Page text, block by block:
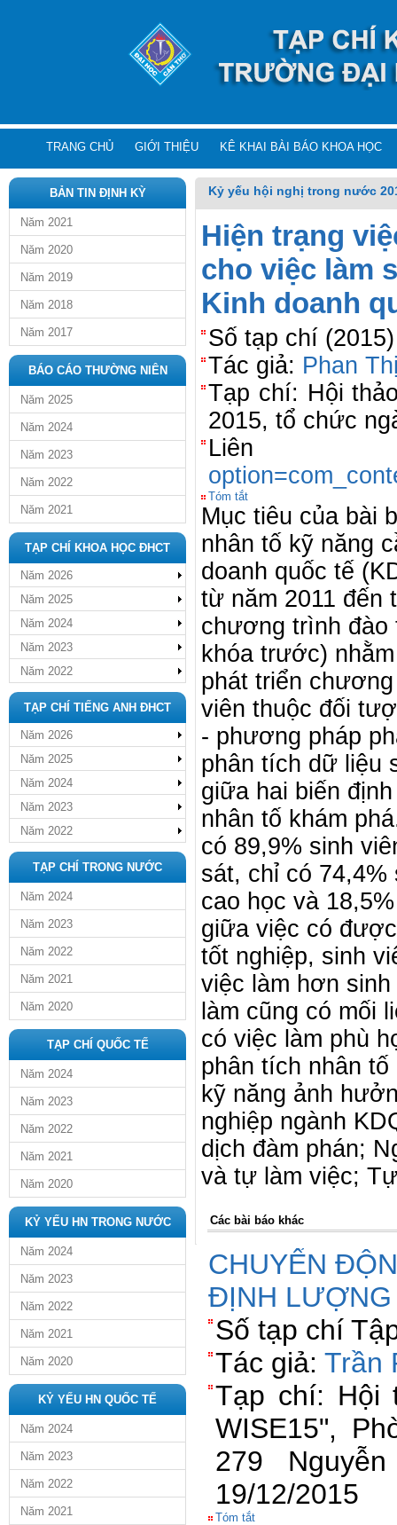
TRANG CHỦ GIỚI THIỆU KÊ KHAI BÀI BÁO KHOA HỌC
BẢN TIN ĐỊNH KỲ
Năm 2021
Năm 2020
Năm 2019
Năm 2018
Năm 2017
BÁO CÁO THƯỜNG NIÊN
Năm 2025
Năm 2024
Năm 2023
Năm 2022
Năm 2021
TẠP CHÍ KHOA HỌC ĐHCT
Năm 2026
Năm 2025
Năm 2024
Năm 2023
Năm 2022
TẠP CHÍ TIẾNG ANH ĐHCT
Năm 2026
Năm 2025
Năm 2024
Năm 2023
Năm 2022
TẠP CHÍ TRONG NƯỚC
Năm 2024
Năm 2023
Năm 2022
Năm 2021
Năm 2020
TẠP CHÍ QUỐC TẾ
Năm 2024
Năm 2023
Năm 2022
Năm 2021
Năm 2020
KỶ YẾU HN TRONG NƯỚC
Năm 2024
Năm 2023
Năm 2022
Năm 2021
Năm 2020
KỶ YẾU HN QUỐC TẾ
Năm 2024
Năm 2023
Năm 2022
Năm 2021
Kỷ yếu hội nghị trong nước
Hiện trạng
cho việc làm
Kinh doanh
Số tạp chí
Tác giả: Phan
Tạp chí: Hội
2015, tổ chức
Tóm tắt
Mục tiêu của bài
nhân tố kỹ năng
doanh quốc tế
từ năm 2011 đến
chương trình đào
khóa trước)
phát triển
viên thuộc đối
- phương pháp
phân tích dữ liệu
giữa hai biến
nhân tố khám
có 89,9% sinh
sát, chỉ có 74,4%
cao học và
giữa việc có
tốt nghiệp, sinh
việc làm hơn
làm cũng có mối
có việc làm phù
phân tích nhân tố
kỹ năng ảnh
nghiệp ngành
dịch đàm phán;
và tự làm việc;
Các bài báo khác
CHUYỂN
ĐỊNH LƯỢNG
Số tạp chí
Tác giả: Trần
Tạp chí: Hội
WISE15",
279
19/12/2015
Tóm tắt